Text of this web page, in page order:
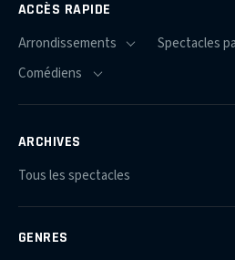
ACCÈS RAPIDE
ARCHIVES
Tous les spectacles
GENRES